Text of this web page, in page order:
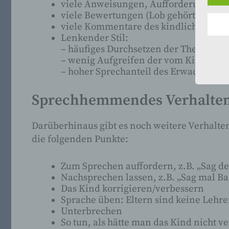
viele Anweisungen, Aufforderungen
viele Bewertungen (Lob gehört auch
viele Kommentare des kindlichen
Lenkender Stil:
– häufiges Durchsetzen der Themen
– wenig Aufgreifen der vom Kind
– hoher Sprechanteil des Erwachsenen
Sprechhemmendes
Darüberhinaus gibt es noch weitere
die folgenden Punkte:
Zum Sprechen auffordern, z.B. „Sag
Nachsprechen lassen, z.B. „Sag mal
Das Kind korrigieren/verbessern
Sprache üben: Eltern sind keine
Unterbrechen
So tun, als hätte man das Kind nicht